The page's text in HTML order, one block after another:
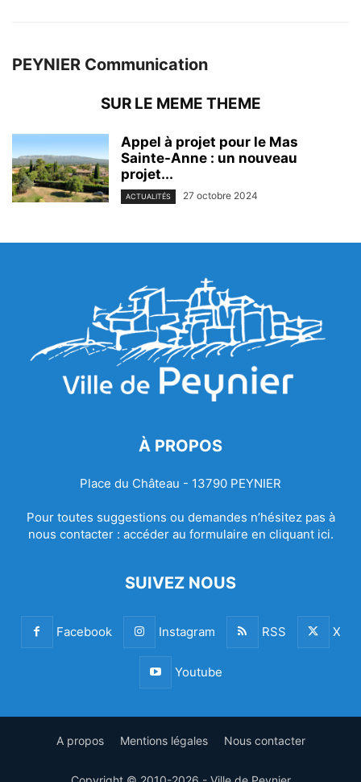
PEYNIER Communication
SUR LE MEME THEME
Appel à projet pour le Mas
Sainte-Anne : un nouveau
projet...
ACTUALITÉS 27 octobre 2024
À PROPOS
Place du Château - 13790 PEYNIER
Pour toutes suggestions ou demandes n’hésitez pas à
nous contacter : accéder au formulaire en cliquant ici.
SUIVEZ NOUS
Facebook Instagram RSS X
Youtube
A propos Mentions légales Nous contacter